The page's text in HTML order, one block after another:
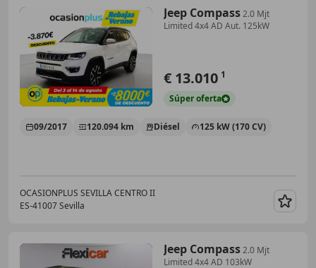
Jeep Compass2.0 Mjt
Limited 4x4 AD Aut. 125kW
€ 13.010 1
Súperoferta
09/2017 120.094 km Diésel 125 kW (170 CV)
OCASIONPLUS SEVILLA CENTRO II
ES-41007 Sevilla
Jeep Compass2.0 Mjt
Limited 4x4 AD 103kW